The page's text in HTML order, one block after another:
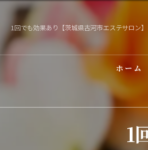
1回でも効果あり【茨城県古河市エステサロン】
ホーム
1